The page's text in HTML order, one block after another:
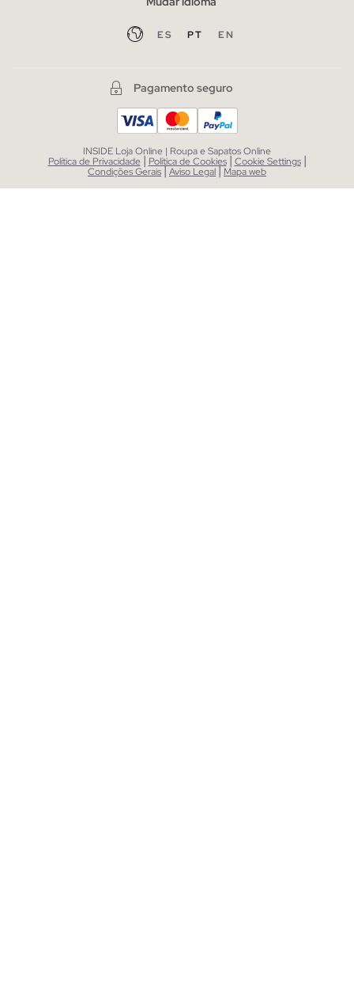
ES PT EN
Pagamento seguro
INSIDE Loja Online | Roupa e Sapatos Online
Política de Privacidade | Política de Cookies | Cookie Settings |
Condições Gerais|Aviso Legal| Mapa web